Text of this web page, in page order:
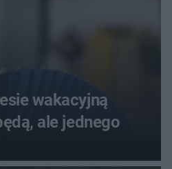
wakacyjną
ale jednego